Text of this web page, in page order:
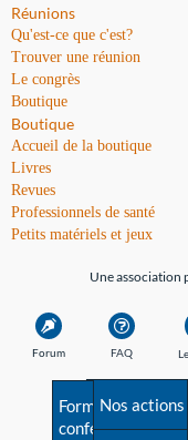
Réunions
Qu'est-ce que c'est?
Trouver une réunion
Le congrès
Boutique
Boutique
Accueil de la boutique
Livres
Revues
Professionnels de santé
Petits matériels et jeux
Une association
Forum FAQ
Avant la
Formations et
conférences
Besoin
Nos actions